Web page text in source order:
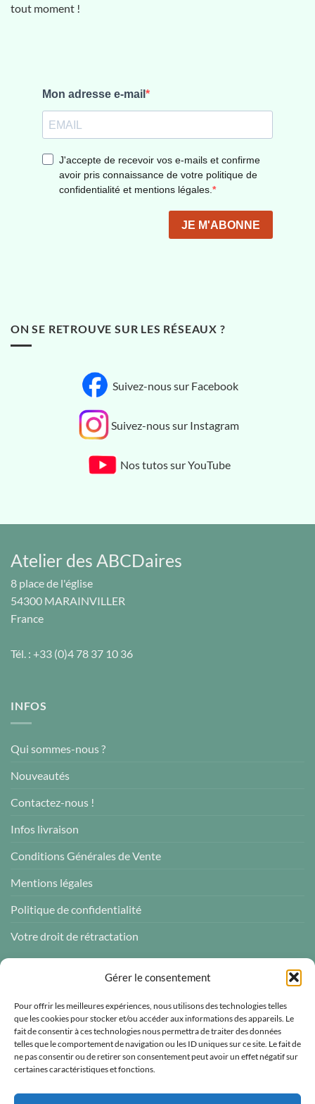
Gérer le consentement
Pour offrir les meilleures expériences, nous utilisons des technologies telles
que les cookies pour stocker et/ou accéder aux informations des appareils. Le
fait de consentir à ces technologies nous permettra de traiter des données
telles que le comportement de navigation ou les ID uniques sur ce site. Le fait de
ne pas consentir ou de retirer son consentement peut avoir un effet négatif sur
certaines caractéristiques et fonctions.
tout moment !
ON SE RETROUVE SUR LES RÉSEAUX ?
Suivez-nous sur Facebook
Suivez-nous sur Instagram
Nos tutos sur YouTube
Atelier des ABCDaires
8 place de l'église
54300 MARAINVILLER
France
Tél. : +33 (0)4 78 37 10 36
INFOS
Qui sommes-nous ?
Nouveautés
Contactez-nous !
Infos livraison
Conditions Générales de Vente
Mentions légales
Politique de confidentialité
Votre droit de rétractation
Atelier des ABCDaires